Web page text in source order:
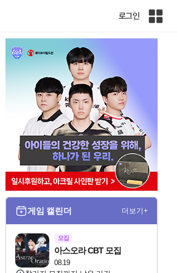
로그인
인
게임 캘린더 더보기+
모집
08.19
아스오라 CBT 모집